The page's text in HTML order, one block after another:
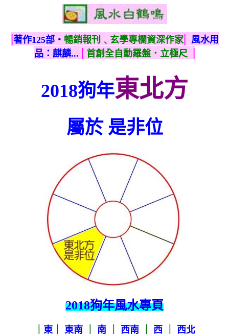
|著作125部‧ 暢銷報刊﹑玄學專欄資深作家| 風水用
品：麒麟... | 首創全自動羅盤．立極尺 |
2018狗年東北方
屬於 是非位
2018狗年風水專頁
東｜ 東南｜ 南｜ 西南｜ 西
西北